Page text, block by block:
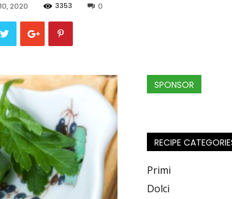
Sapori
2020 3353 0
SPONSOR
RECIPE
Primi
Dolci